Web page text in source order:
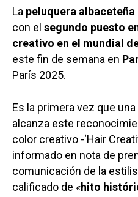
La peluquera albaceteña
con el segundo puesto
creativo en el mundial
este fin de semana en
París 2025.
Es la primera vez que
alcanza este
color creativo -‘Hair
informado en nota de
comunicación de la
calificado de «hito